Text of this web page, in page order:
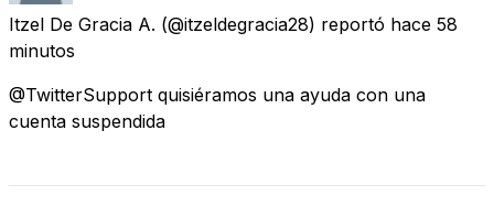
Itzel De Gracia A. (@itzeldegracia28) reportó hace 58
minutos
@TwitterSupport quisiéramos una ayuda con una
cuenta suspendida